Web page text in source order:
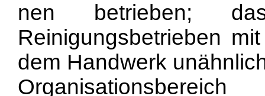
nen betrieben;
Reinigungsbetrieben
dem Handwerk